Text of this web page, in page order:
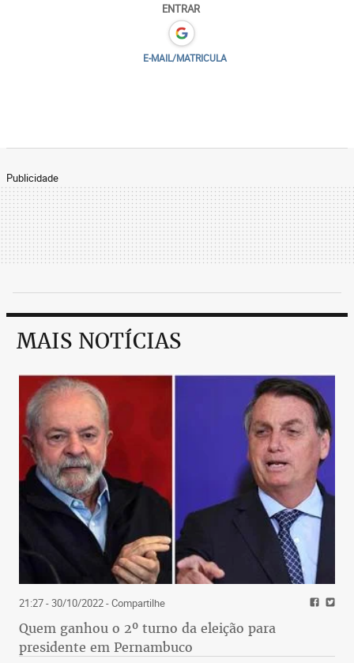
ENTRAR
E-MAIL/MATRICULA
Publicidade
MAIS NOTÍCIAS
21:27 - 30/10/2022- Compartilhe
Quem ganhou o 2º turno da eleição para
presidente em Pernambuco